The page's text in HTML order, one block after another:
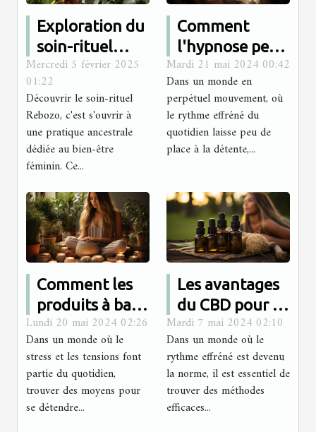
Exploration du
soin-rituel
Rebozo pour le
bien-être
féminin
Mercredi 5 février 2025
01:22
Découvrir le soin-rituel
Rebozo, c'est s'ouvrir à
une pratique ancestrale
dédiée au bien-être
féminin. Ce...
Comment
l'hypnose peut
aider à réduire
le stress et
favoriser la
détente
Mardi 21 mai 2024 00:42
Dans un monde en
perpétuel mouvement, où
le rythme effréné du
quotidien laisse peu de
place à la détente,...
Comment les
produits à base
de plantes
peuvent
améliorer votre
routine de
relaxation
Lundi 20 mai 2024 02:26
Dans un monde où le
stress et les tensions font
partie du quotidien,
trouver des moyens pour
se détendre...
Les avantages
du CBD pour la
gestion du
stress et
l'amélioration
de la relaxation
quotidienne
Mardi 7 mai 2024 02:10
Dans un monde où le
rythme effréné est devenu
la norme, il est essentiel de
trouver des méthodes
efficaces...